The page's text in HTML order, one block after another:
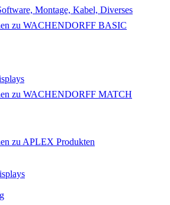
Montage, Kabel, Diverses
zu WACHENDORFF BASIC
zu WACHENDORFF MATCH
zu APLEX Produkten